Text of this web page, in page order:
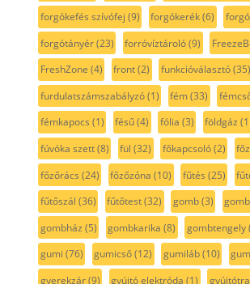
forgókefés szívófej (9) forgókerék(6)
forgótányér(23) forróvíztároló(9)
FreshZone (4) front(2) funkcióválasztó(35)
furdulatszámszabályzó(1) fém(33)
fémkapocs (1) fésű(4) fólia (3) földgáz
fúvóka szett(8) fül (32) főkapcsoló(2)
főzőrács (24) főzőzóna (10) fűtés (25)
fűtőszál (36) fűtőtest(32) gomb(3)
gombház (5) gombkarika (8) gombtengely
gumi (76) gumicső(12) gumiláb(10)
gyerekzár(9) gyújtó elektróda (1)